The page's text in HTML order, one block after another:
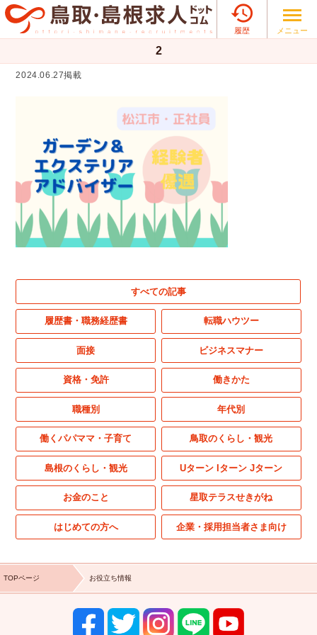

履歴 メニュー
2
2024.06.27掲載
すべての記事
履歴書・職務経歴書 転職ハウツー
面接 ビジネスマナー
資格・免許 働きかた
職種別 年代別
働くパパママ・子育て 鳥取のくらし・観光
島根のくらし・観光 Uターン Iターン Jターン
お金のこと 星取テラスせきがね
はじめての方へ 企業・採用担当者さま向け
TOPページ お役立ち情報